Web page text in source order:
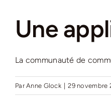
Une
La communauté de
ParAnne Glock | 29 novembre